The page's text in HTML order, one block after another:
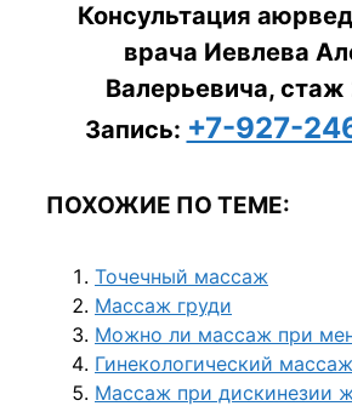
Консультация
врача Иевлева
Валерьевича, стаж
Запись: +7-927-
ПОХОЖИЕ ПО ТЕМЕ:
Точечный массаж
Массаж груди
Можно ли массаж при
Гинекологический массаж
Массаж при дискинезии